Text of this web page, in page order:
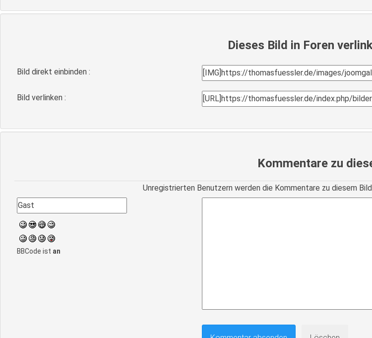
Dieses Bild in Foren
Bild direkt einbinden :
Bild verlinken :
Kommentare zu
Unregistrierten Benutzern werden die Kommentare zu diesem
BBCode ist an